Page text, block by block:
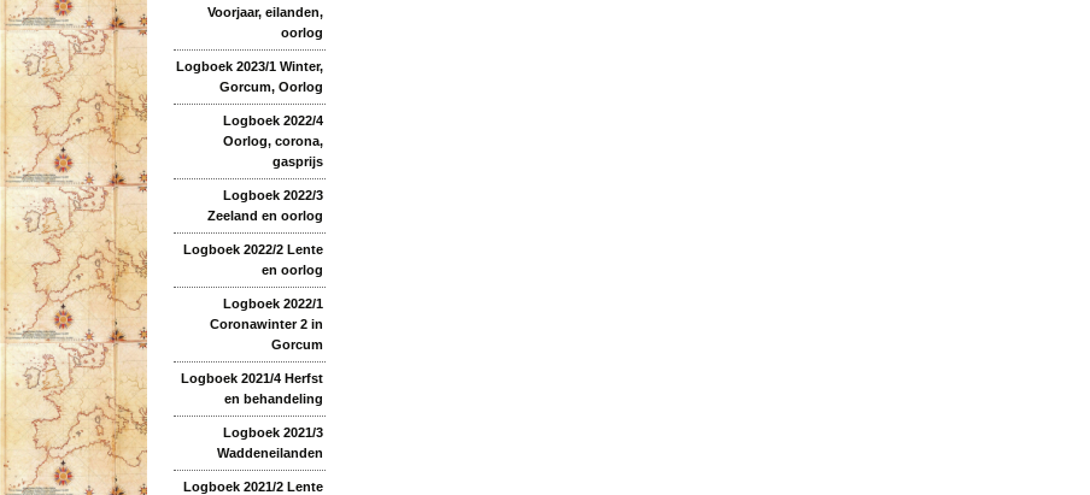
Voorjaar, eilanden,
oorlog
Logboek 2023/1 Winter,
Gorcum, Oorlog
Logboek 2022/4
Oorlog, corona,
gasprijs
Logboek 2022/3
Zeeland en oorlog
Logboek 2022/2 Lente
en oorlog
Logboek 2022/1
Coronawinter 2 in
Gorcum
Logboek 2021/4 Herfst
en behandeling
Logboek 2021/3
Waddeneilanden
Logboek 2021/2 Lente